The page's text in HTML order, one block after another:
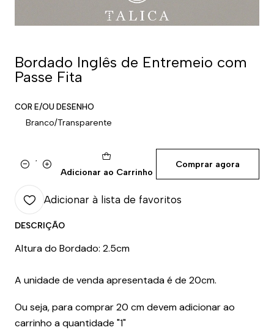
Bordado Inglês de Entremeio com
Passe Fita
COR E/OU DESENHO
Branco/Transparente
QuantidadeAdicionar ao Carrinho
Comprar agora
Adicionar à lista de favoritos
DESCRIÇÃO
Altura do Bordado: 2.5cm
A unidade de venda apresentada é de 20cm.
Ou seja, para comprar 20 cm devem adicionar ao
carrinho a quantidade "1"